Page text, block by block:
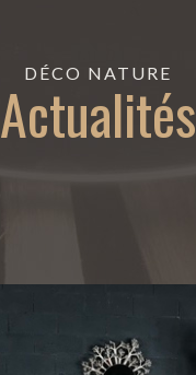
DÉCO NATURE
Actualités